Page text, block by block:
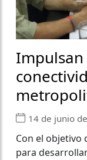
14 de junio
Con el objetivo
para